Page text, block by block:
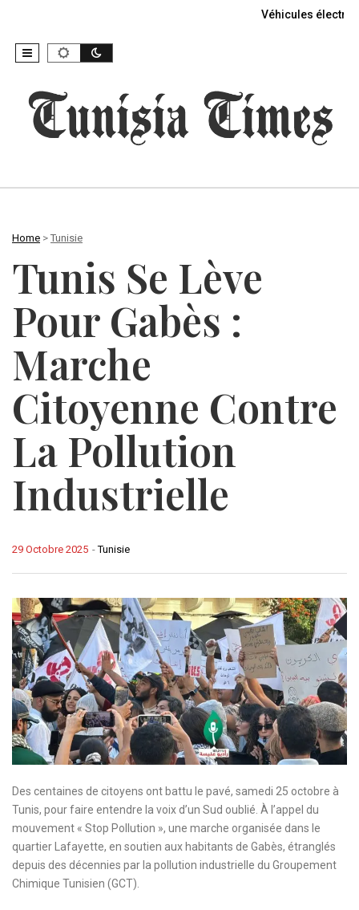
Véhicules
Home > Tunisie
Tunis Se Lève
Pour Gabès :
Marche
Citoyenne Contre
La Pollution
Industrielle
-Tunisie
29 Octobre 2025
Des centaines de citoyens ont battu le pavé, samedi 25 octobre à
Tunis, pour faire entendre la voix d’un Sud oublié. À l’appel du
mouvement « Stop Pollution », une marche organisée dans le
quartier Lafayette, en soutien aux habitants de Gabès, étranglés
depuis des décennies par la pollution industrielle du Groupement
Chimique Tunisien (GCT).